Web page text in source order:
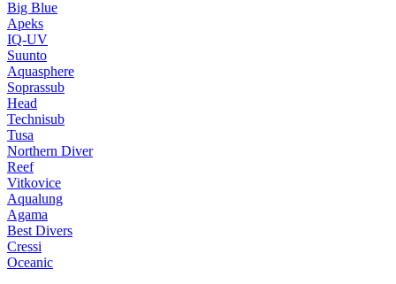
Big Blue
Apeks
IQ-UV
Suunto
Aquasphere
Soprassub
Head
Technisub
Tusa
Northern Diver
Reef
Vitkovice
Aqualung
Agama
Best Divers
Cressi
Oceanic